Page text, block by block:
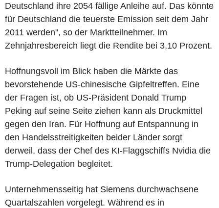
Deutschland ihre 2054 fällige Anleihe auf. Das könnte
für Deutschland die teuerste Emission seit dem Jahr
2011 werden", so der Marktteilnehmer. Im
Zehnjahresbereich liegt die Rendite bei 3,10 Prozent.
Hoffnungsvoll im Blick haben die Märkte das
bevorstehende US-chinesische Gipfeltreffen. Eine
der Fragen ist, ob US-Präsident Donald Trump
Peking auf seine Seite ziehen kann als Druckmittel
gegen den Iran. Für Hoffnung auf Entspannung in
den Handelsstreitigkeiten beider Länder sorgt
derweil, dass der Chef des KI-Flaggschiffs Nvidia die
Trump-Delegation begleitet.
Unternehmensseitig hat Siemens durchwachsene
Quartalszahlen vorgelegt. Während es in